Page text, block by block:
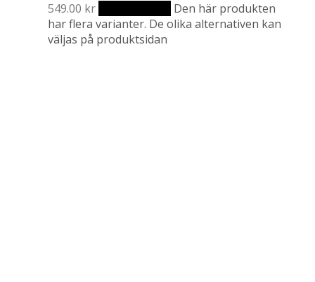
549.00 kr
Den här produkten
har flera varianter. De olika alternativen kan
väljas på produktsidan